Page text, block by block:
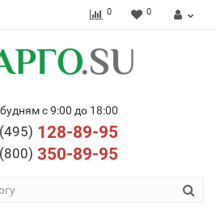
0 0
с 9:00 до 18:00
128-89-95
350-89-95